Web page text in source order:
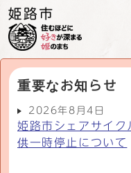
重要なお知らせ
2026年8月4日
姫路市シェアサイク
供一時停止について